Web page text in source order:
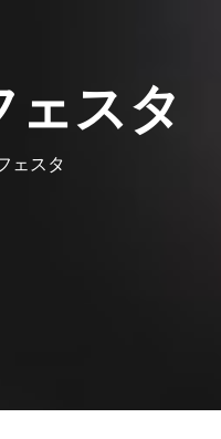
ェスタ
ェスタ